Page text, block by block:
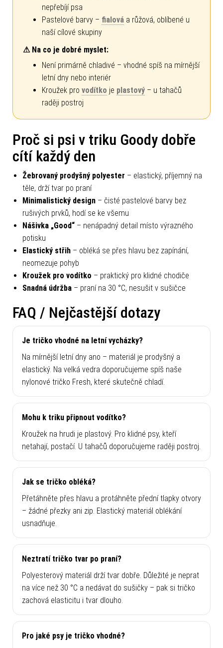
nepřebíjí psa
Pastelové barvy – fialová a růžová, oblíbené u
naší cílové skupiny
⚠ Na co je dobré myslet:
Není primárně chladivé – vhodné spíš na mírnější
letní dny nebo interiér
Kroužek pro vodítko je plastový – u tahačů
raději postroj
Proč si psi v triku Goody dobře
cítí každý den
Žebrovaný prodyšný polyester – elastický, příjemný na
těle, drží tvar po praní
Minimalistický design – čisté pastelové barvy bez
rušivých prvků, hodí se ke všemu
Nášivka „Good“ – nenápadný detail místo výrazného
potisku
Elastický střih – obléká se přes hlavu bez zapínání,
neomezuje pohyb
Kroužek pro vodítko – praktický pro klidné chodiče
Snadná údržba – praní na 30 °C, nesušit v sušičce
FAQ / Nejčastější dotazy
Je tričko vhodné na letní vycházky?
Na mírnější letní dny ano – materiál je prodyšný a
elastický. Na velká vedra doporučujeme spíš naše
nylonové tričko Fresh, které skutečně chladí.
Mohu k triku připnout vodítko?
Kroužek na hrudi je plastový. Pro klidné psy, kteří
netahají, postačí. U tahačů doporučujeme raději postroj.
Jak se tričko obléká?
Přetáhněte přes hlavu a protáhněte přední tlapky otvory
– žádné přezky ani zip. Elastický materiál oblékání
usnadňuje.
Neztratí tričko tvar po praní?
Polyesterový materiál drží tvar dobře. Důležité je neprat
na více než 30 °C a nedávat do sušičky – pak si tričko
zachová elasticitu i tvar dlouho.
Pro jaké psy je tričko vhodné?